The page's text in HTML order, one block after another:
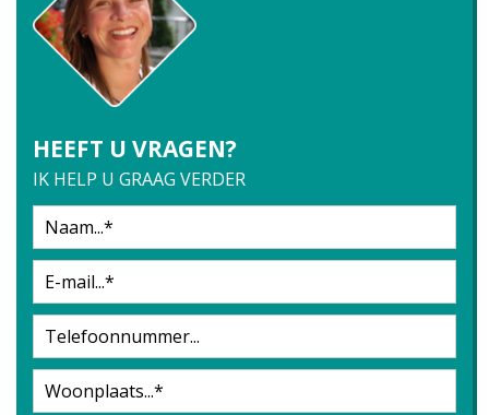
HEEFT U VRAGEN?
IK HELP U GRAAG VERDER